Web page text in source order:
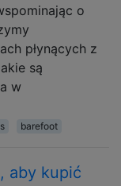
o
płynących z
są
w
barefoot
aby kupić